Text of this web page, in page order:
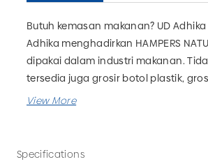
Butuh kemasan makanan? UD
Adhika menghadirkan HAMPERS
dipakai dalam industri makanan.
tersedia juga grosir botol plastik,
farmasi, grosir kemasan rumah
Specifications